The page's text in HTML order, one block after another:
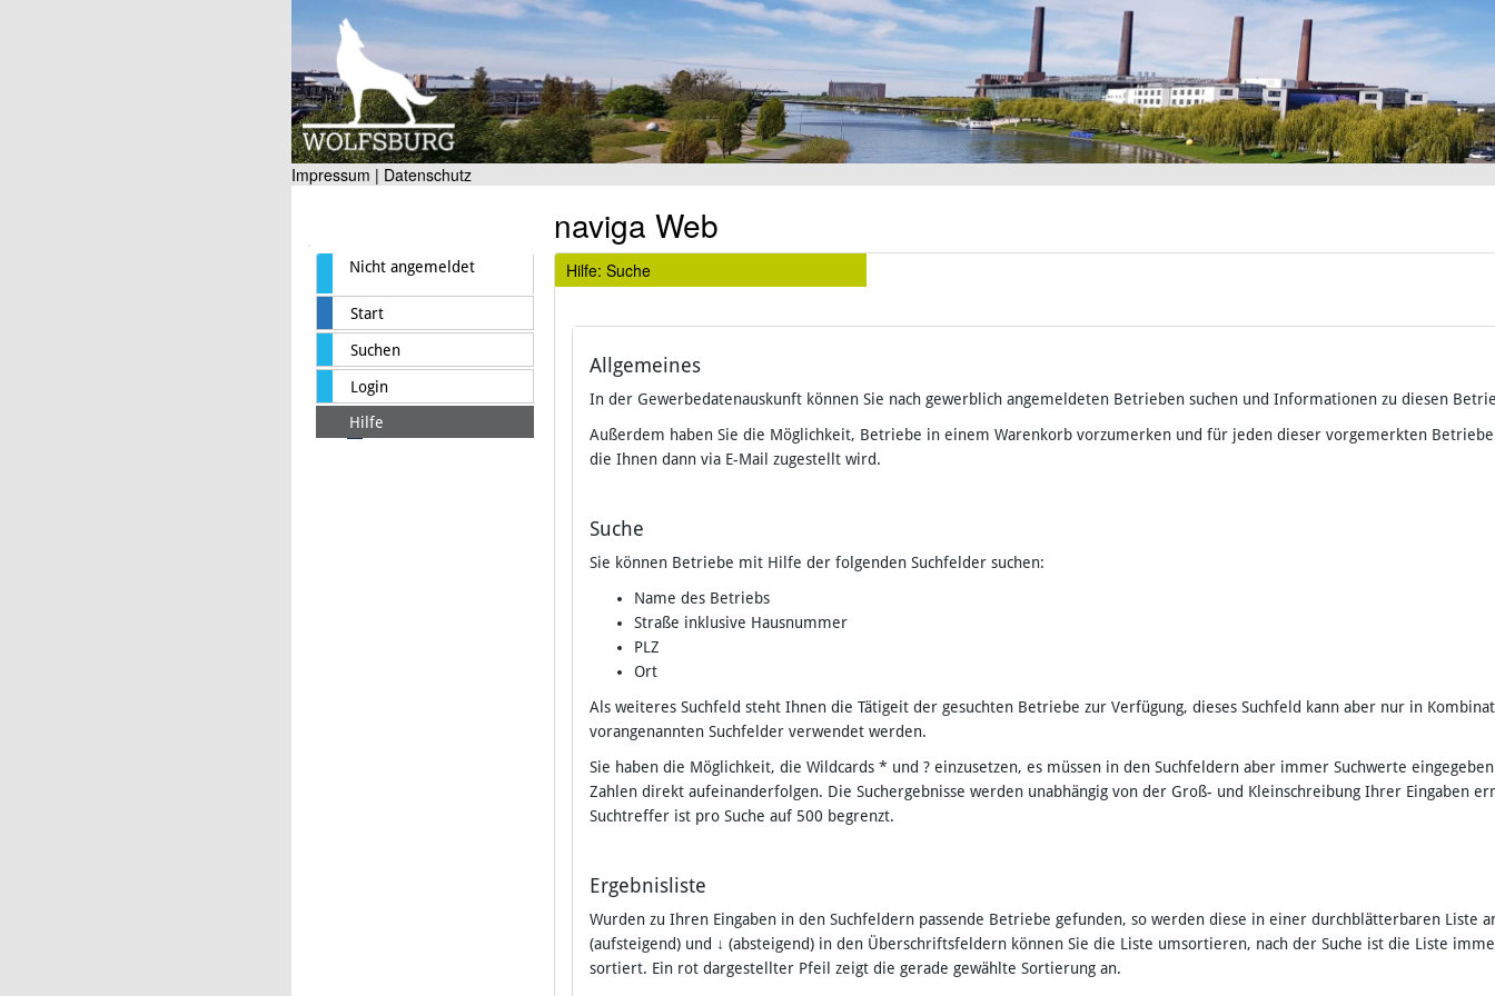
Impressum | Datenschutz
Nicht angemeldet
Start
Suchen
Login
Hilfe
naviga Web
Hilfe: Suche
Allgemeines
In der Gewerbedatenauskunft können Sie nach gewerblich angemeldeten Betrieben suchen und Informationen zu diesen
Außerdem haben Sie die Möglichkeit, Betriebe in einem Warenkorb vorzumerken und für jeden dieser vorgemerkten
die Ihnen dann via E-Mail zugestellt wird.
Suche
Sie können Betriebe mit Hilfe der folgenden Suchfelder suchen:
Name des Betriebs
Straße inklusive Hausnummer
PLZ
Ort
Als weiteres Suchfeld steht Ihnen die Tätigeit der gesuchten Betriebe zur Verfügung, dieses Suchfeld kann aber nur in
vorangenannten Suchfelder verwendet werden.
Sie haben die Möglichkeit, die Wildcards * und ? einzusetzen, es müssen in den Suchfeldern aber immer Suchwerte
Zahlen direkt aufeinanderfolgen. Die Suchergebnisse werden unabhängig von der Groß- und Kleinschreibung Ihrer Eingaben
Suchtreffer ist pro Suche auf 500 begrenzt.
Ergebnisliste
Wurden zu Ihren Eingaben in den Suchfeldern passende Betriebe gefunden, so werden diese in einer durchblätterbaren Liste
(aufsteigend) und ↓ (absteigend) in den Überschriftsfeldern können Sie die Liste umsortieren, nach der Suche ist die Liste
sortiert. Ein rot dargestellter Pfeil zeigt die gerade gewählte Sortierung an.